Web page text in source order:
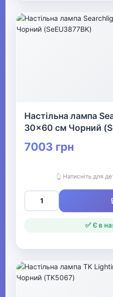
Прикраси
Взуття
Все для пляжу
Офіс, школа, книги
Настільна лампа
30x60 см Чорний
7003 грн
👆 Натисніть для
✅ Є в